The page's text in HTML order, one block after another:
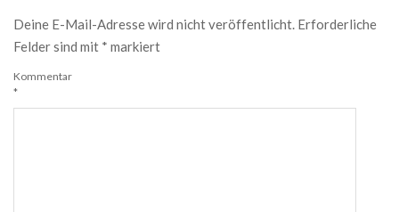
Deine E-Mail-Adresse wird nicht veröffentlicht. Erforderliche
Felder sind mit * markiert
Kommentar
*